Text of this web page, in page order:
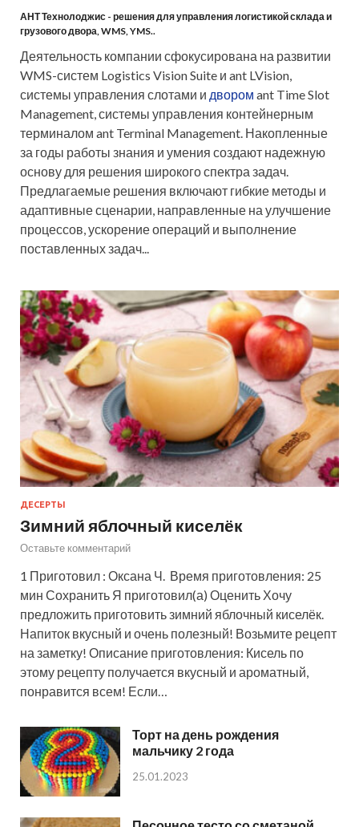
АНТ Технолоджис - решения для управления логистикой склада и
грузового двора, WMS, YMS..
Деятельность компании сфокусирована на развитии
WMS-систем Logistics Vision Suite и ant LVision,
системы управления слотами и двором ant Time Slot
Management, системы управления контейнерным
терминалом ant Terminal Management. Накопленные
за годы работы знания и умения создают надежную
основу для решения широкого спектра задач.
Предлагаемые решения включают гибкие методы и
адаптивные сценарии, направленные на улучшение
процессов, ускорение операций и выполнение
поставленных задач...
ДЕСЕРТЫ
Зимний яблочный киселёк
Оставьте комментарий
1 Приготовил : Оксана Ч. Время приготовления: 25
мин Сохранить Я приготовил(а) Оценить Хочу
предложить приготовить зимний яблочный киселёк.
Напиток вкусный и очень полезный! Возьмите рецепт
на заметку! Описание приготовления: Кисель по
этому рецепту получается вкусный и ароматный,
понравится всем! Если…
Торт на день рождения
мальчику 2 года
25.01.2023